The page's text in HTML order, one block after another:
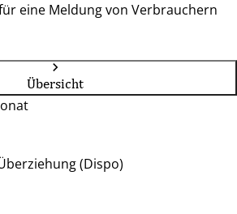
eine Meldung von Verbrauchern
Übersicht
(Dispo)